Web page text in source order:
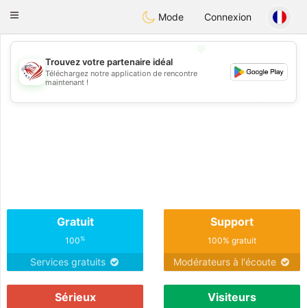
StatesDating
Toggle
Mode Connexion
💖
💕
Trouvez votre partenaire idéal
Téléchargez notre application de rencontre
maintenant !
Gratuit
100%
Services gratuits
Support
100% gratuit
Modérateurs à l'écoute
Sérieux Visiteurs